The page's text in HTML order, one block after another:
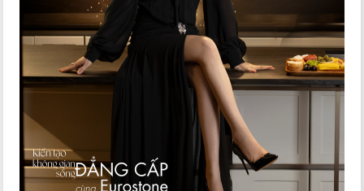
Đại sứ Thương hiệu Eurostone – Ca sĩ Mỹ Tâm
Một trong những dấu ấn nổi bật của Eurostone trong
hành trình phát triển thương hiệu chính là sự đồng hành
củaMỹ Tâmvới vai trò Đại sứ thương hiệu. Sự lựa
chọn của nữ ca sĩ dành cho Eurostone là minh chứng
cho chất lượng sản phẩm, sự chỉn chu trong thi công và
tư duy thiết kế mà thương hiệu đang theo đuổi.
Là người trực tiếp sử dụng sản phẩm cho không gian
sống của mình, Mỹ Tâm đánh giá cao chất lượng vật